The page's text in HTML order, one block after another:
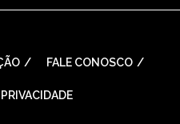
FALE CONOSCO